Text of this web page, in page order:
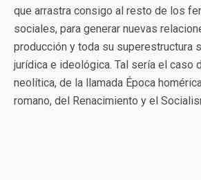
que arrastra consigo al resto de los
sociales, para generar nuevas
producción y toda su superestructura
jurídica e ideológica. Tal sería el caso
neolítica, de la llamada Época
romano, del Renacimiento y el